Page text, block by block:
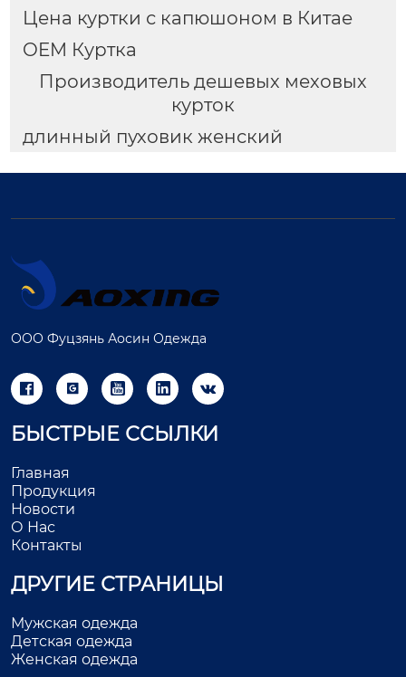
Цена куртки с капюшоном в Китае
OEM Куртка
Производитель дешевых меховых
курток
длинный пуховик женский
ООО Фуцзянь Аосин Одежда
    
БЫСТРЫЕ ССЫЛКИ
Главная
Продукция
Новости
О Нас
Контакты
ДРУГИЕ СТРАНИЦЫ
Мужская одежда
Детская одежда
Женская одежда